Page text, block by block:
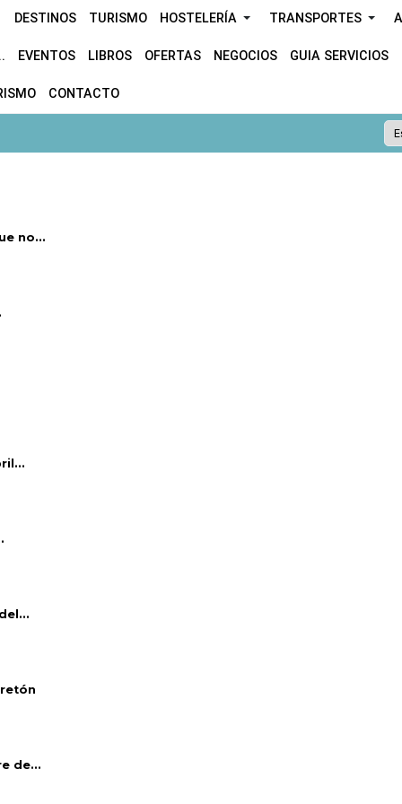
DESTINOS TURISMO HOSTELERÍA TRANSPORTES
EVENTOS LIBROS OFERTAS NEGOCIOS GUIA SERVICIOS
CONTACTO
no...
de...